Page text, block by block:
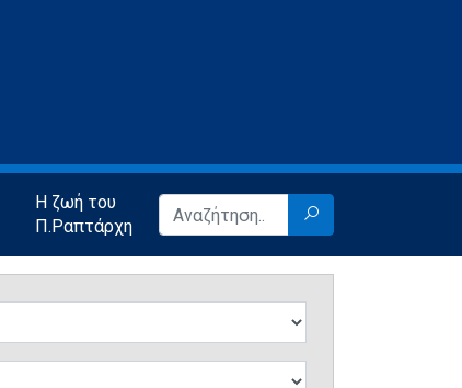
Η ζωή του
Π.Ραπτάρχη